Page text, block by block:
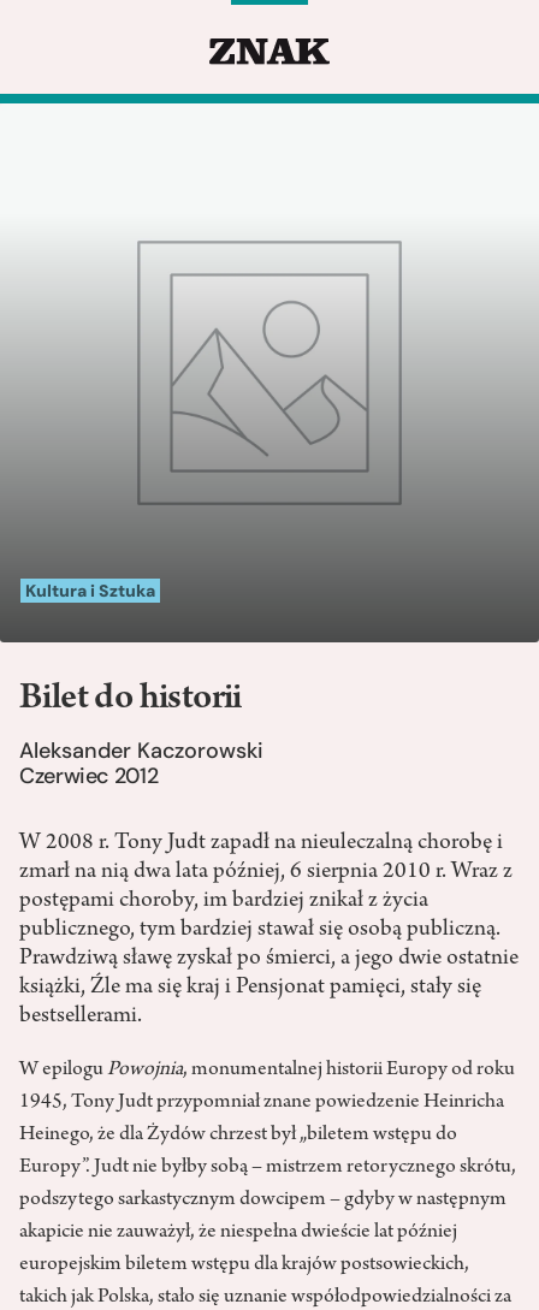
Kultura i Sztuka
Bilet do historii
Aleksander Kaczorowski
Czerwiec 2012
W 2008 r. Tony Judt zapadł na nieuleczalną chorobę i
zmarł na nią dwa lata później, 6 sierpnia 2010 r. Wraz z
postępami choroby, im bardziej znikał z życia
publicznego, tym bardziej stawał się osobą publiczną.
Prawdziwą sławę zyskał po śmierci, a jego dwie ostatnie
książki, Źle ma się kraj i Pensjonat pamięci, stały się
bestsellerami.
W epiloguPowojnia, monumentalnej historii Europy od roku
1945, Tony Judt przypomniał znane powiedzenie Heinricha
Heinego, że dla Żydów chrzest był „biletem wstępu do
Europy”. Judt nie byłby sobą – mistrzem retorycznego skrótu,
podszytego sarkastycznym dowcipem – gdyby w następnym
akapicie nie zauważył, że niespełna dwieście lat później
europejskim biletem wstępu dla krajów postsowieckich,
takich jak Polska, stało się uznanie współodpowiedzialności za